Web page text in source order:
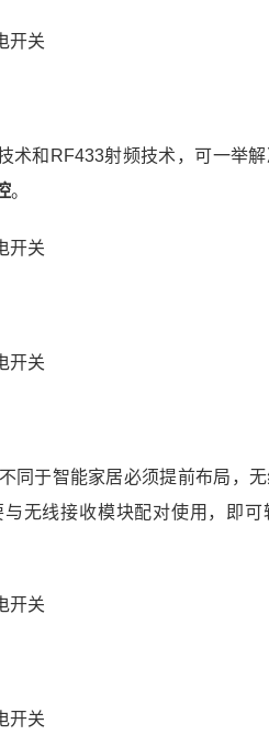
术和RF433射频技术，可一举解
。
同于智能家居必须提前布局，
无线接收模块配对使用，即